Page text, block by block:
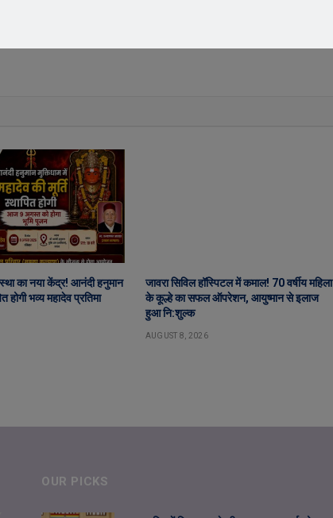
का नया केंद्र! आनंदी हनुमान
होगी भव्य महादेव प्रतिमा
जावरा सिविल हॉस्पिटल में कमाल! 70 वर्षीय महिला
के कूल्हे का सफल ऑपरेशन, आयुष्मान से इलाज
हुआ नि:शुल्क
AUGUST 8, 2026
OUR PICKS